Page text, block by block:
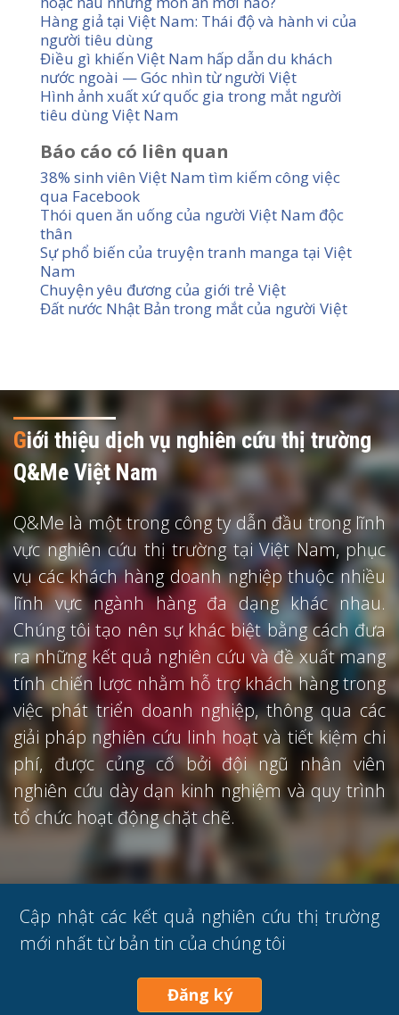
Hàng giả tại Việt Nam: Thái độ và hành vi của
người tiêu dùng
Điều gì khiến Việt Nam hấp dẫn du khách
nước ngoài — Góc nhìn từ người Việt
Hình ảnh xuất xứ quốc gia trong mắt người
tiêu dùng Việt Nam
Báo cáo có liên quan
38% sinh viên Việt Nam tìm kiếm công việc
qua Facebook
Thói quen ăn uống của người Việt Nam độc
thân
Sự phổ biến của truyện tranh manga tại Việt
Nam
Chuyện yêu đương của giới trẻ Việt
Đất nước Nhật Bản trong mắt của người Việt
Giới thiệu dịch vụ nghiên cứu thị trường
Q&Me Việt Nam
Q&Me là một trong công ty dẫn đầu trong lĩnh
vực nghiên cứu thị trường tại Việt Nam, phục
vụ các khách hàng doanh nghiệp thuộc nhiều
lĩnh vực ngành hàng đa dạng khác nhau.
Chúng tôi tạo nên sự khác biệt bằng cách đưa
ra những kết quả nghiên cứu và đề xuất mang
tính chiến lược nhằm hỗ trợ khách hàng trong
việc phát triển doanh nghiệp, thông qua các
giải pháp nghiên cứu linh hoạt và tiết kiệm chi
phí, được củng cố bởi đội ngũ nhân viên
nghiên cứu dày dạn kinh nghiệm và quy trình
tổ chức hoạt động chặt chẽ.
Cập nhật các kết quả nghiên cứu thị trường
mới nhất từ bản tin của chúng tôi
Đăng ký